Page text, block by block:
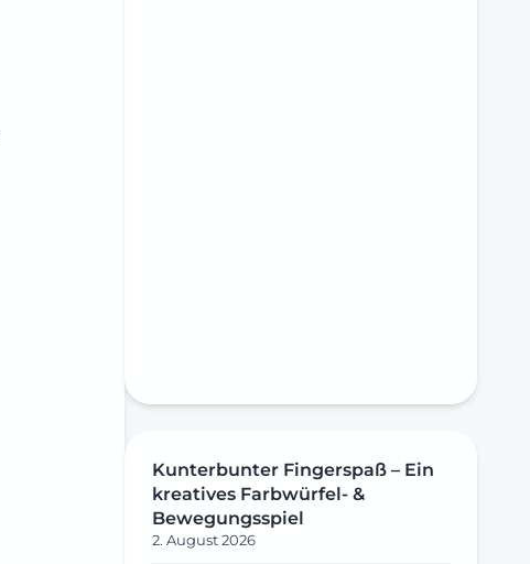
Kunterbunter Fingerspaß – Ein
kreatives Farbwürfel- &
Bewegungsspiel
2. August 2026